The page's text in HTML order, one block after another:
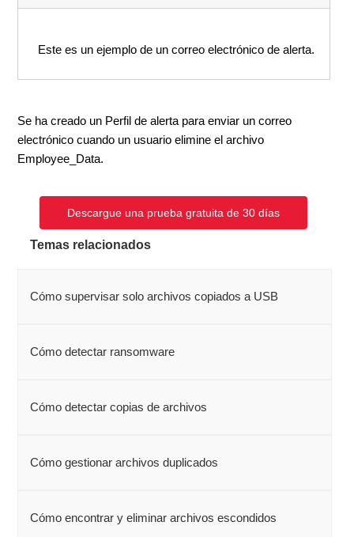
Este es un ejemplo de un correo electrónico de alerta.
Se ha creado un Perfil de alerta para enviar un correo
electrónico cuando un usuario elimine el archivo
Employee_Data.
Descargue una prueba gratuita de 30 días
Temas relacionados
Cómo supervisar solo archivos copiados a USB
Cómo detectar ransomware
Cómo detectar copias de archivos
Cómo gestionar archivos duplicados
Cómo encontrar y eliminar archivos escondidos